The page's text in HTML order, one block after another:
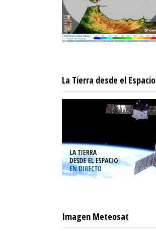
La Tierra desde el Espacio
Imagen Meteosat